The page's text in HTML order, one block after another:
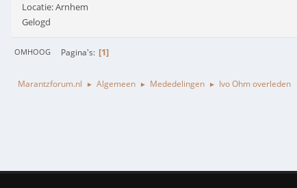
Locatie: Arnhem
Gelogd
OMHOOG Pagina's 1
Marantzforum.nl ► Algemeen ► Mededelingen ► Ivo Ohm overleden